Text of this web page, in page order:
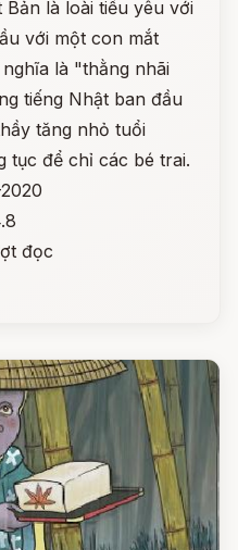
Bản là loài tiểu yêu với
với một con mắt
là "thằng nhãi
tiếng Nhật ban đầu
tăng nhỏ tuổi
tục để chỉ các bé trai.
đọc